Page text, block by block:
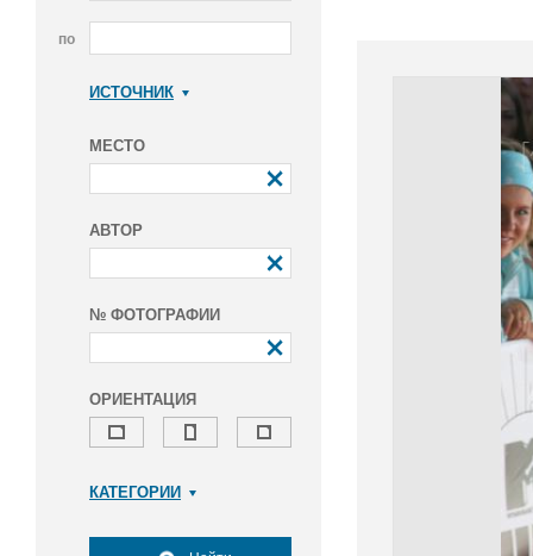
по
ИСТОЧНИК
МЕСТО
АВТОР
№ ФОТОГРАФИИ
ОРИЕНТАЦИЯ
КАТЕГОРИИ